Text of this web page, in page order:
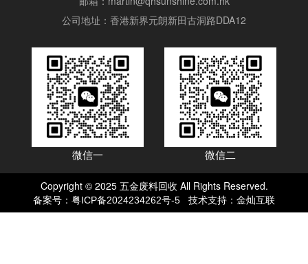
公司地址：香港新界元朗新田古洞路DDA12
微信一 微信二
Copyright © 2025 五金废料回收 All Rights Reserved.
备案号： 粤ICP备2024234262号-5 技术支持：金灿互联